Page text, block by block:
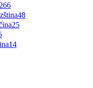
266
48
25
14